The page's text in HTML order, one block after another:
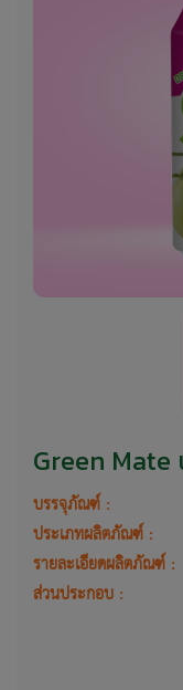
Green Mate
บรรจุภัณฑ์ :
ประเภทผลิตภัณฑ์ :
รายละเอียดผลิตภัณฑ์ :
ส่วนประกอบ :